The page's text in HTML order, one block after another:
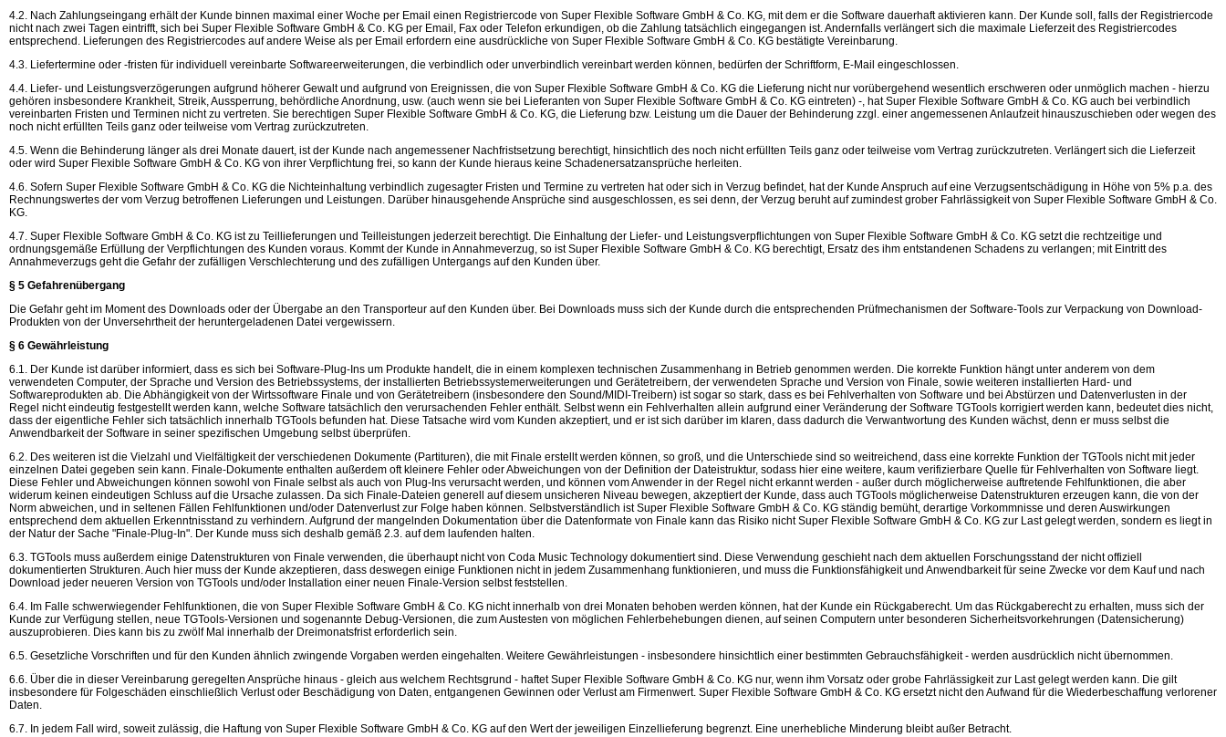
4.2. Nach Zahlungseingang erhält der Kunde binnen maximal einer Woche per Email einen Registriercode von Super Flexible Software GmbH & Co. KG, mit dem er die Software dauerhaft aktivieren kann. Der Kunde soll, falls der Registriercode
nicht nach zwei Tagen eintrifft, sich bei Super Flexible Software GmbH & Co. KG per Email, Fax oder Telefon erkundigen, ob die Zahlung tatsächlich eingegangen ist. Andernfalls verlängert sich die maximale Lieferzeit des Registriercodes
entsprechend. Lieferungen des Registriercodes auf andere Weise als per Email erfordern eine ausdrückliche von Super Flexible Software GmbH & Co. KG bestätigte Vereinbarung.
4.3. Liefertermine oder -fristen für individuell vereinbarte Softwareerweiterungen, die verbindlich oder unverbindlich vereinbart werden können, bedürfen der Schriftform, E-Mail eingeschlossen.
4.4. Liefer- und Leistungsverzögerungen aufgrund höherer Gewalt und aufgrund von Ereignissen, die von Super Flexible Software GmbH & Co. KG die Lieferung nicht nur vorübergehend wesentlich erschweren oder unmöglich machen - hierzu
gehören insbesondere Krankheit, Streik, Aussperrung, behördliche Anordnung, usw. (auch wenn sie bei Lieferanten von Super Flexible Software GmbH & Co. KG eintreten) -, hat Super Flexible Software GmbH & Co. KG auch bei verbindlich
vereinbarten Fristen und Terminen nicht zu vertreten. Sie berechtigen Super Flexible Software GmbH & Co. KG, die Lieferung bzw. Leistung um die Dauer der Behinderung zzgl. einer angemessenen Anlaufzeit hinauszuschieben oder wegen des
noch nicht erfüllten Teils ganz oder teilweise vom Vertrag zurückzutreten.
4.5. Wenn die Behinderung länger als drei Monate dauert, ist der Kunde nach angemessener Nachfristsetzung berechtigt, hinsichtlich des noch nicht erfüllten Teils ganz oder teilweise vom Vertrag zurückzutreten. Verlängert sich die Lieferzeit
oder wird Super Flexible Software GmbH & Co. KG von ihrer Verpflichtung frei, so kann der Kunde hieraus keine Schadenersatzansprüche herleiten.
4.6. Sofern Super Flexible Software GmbH & Co. KG die Nichteinhaltung verbindlich zugesagter Fristen und Termine zu vertreten hat oder sich in Verzug befindet, hat der Kunde Anspruch auf eine Verzugsentschädigung in Höhe von 5% p.a. des
Rechnungswertes der vom Verzug betroffenen Lieferungen und Leistungen. Darüber hinausgehende Ansprüche sind ausgeschlossen, es sei denn, der Verzug beruht auf zumindest grober Fahrlässigkeit von Super Flexible Software GmbH & Co.
KG.
4.7. Super Flexible Software GmbH & Co. KG ist zu Teillieferungen und Teilleistungen jederzeit berechtigt. Die Einhaltung der Liefer- und Leistungsverpflichtungen von Super Flexible Software GmbH & Co. KG setzt die rechtzeitige und
ordnungsgemäße Erfüllung der Verpflichtungen des Kunden voraus. Kommt der Kunde in Annahmeverzug, so ist Super Flexible Software GmbH & Co. KG berechtigt, Ersatz des ihm entstandenen Schadens zu verlangen; mit Eintritt des
Annahmeverzugs geht die Gefahr der zufälligen Verschlechterung und des zufälligen Untergangs auf den Kunden über.
§ 5 Gefahrenübergang
Die Gefahr geht im Moment des Downloads oder der Übergabe an den Transporteur auf den Kunden über. Bei Downloads muss sich der Kunde durch die entsprechenden Prüfmechanismen der Software-Tools zur Verpackung von Download-
Produkten von der Unversehrtheit der heruntergeladenen Datei vergewissern.
§ 6 Gewährleistung
6.1. Der Kunde ist darüber informiert, dass es sich bei Software-Plug-Ins um Produkte handelt, die in einem komplexen technischen Zusammenhang in Betrieb genommen werden. Die korrekte Funktion hängt unter anderem von dem
verwendeten Computer, der Sprache und Version des Betriebssystems, der installierten Betriebssystemerweiterungen und Gerätetreibern, der verwendeten Sprache und Version von Finale, sowie weiteren installierten Hard- und
Softwareprodukten ab. Die Abhängigkeit von der Wirtssoftware Finale und von Gerätetreibern (insbesondere den Sound/MIDI-Treibern) ist sogar so stark, dass es bei Fehlverhalten von Software und bei Abstürzen und Datenverlusten in der
Regel nicht eindeutig festgestellt werden kann, welche Software tatsächlich den verursachenden Fehler enthält. Selbst wenn ein Fehlverhalten allein aufgrund einer Veränderung der Software TGTools korrigiert werden kann, bedeutet dies nicht,
dass der eigentliche Fehler sich tatsächlich innerhalb TGTools befunden hat. Diese Tatsache wird vom Kunden akzeptiert, und er ist sich darüber im klaren, dass dadurch die Verwantwortung des Kunden wächst, denn er muss selbst die
Anwendbarkeit der Software in seiner spezifischen Umgebung selbst überprüfen.
6.2. Des weiteren ist die Vielzahl und Vielfältigkeit der verschiedenen Dokumente (Partituren), die mit Finale erstellt werden können, so groß, und die Unterschiede sind so weitreichend, dass eine korrekte Funktion der TGTools nicht mit jeder
einzelnen Datei gegeben sein kann. Finale-Dokumente enthalten außerdem oft kleinere Fehler oder Abweichungen von der Definition der Dateistruktur, sodass hier eine weitere, kaum verifizierbare Quelle für Fehlverhalten von Software liegt.
Diese Fehler und Abweichungen können sowohl von Finale selbst als auch von Plug-Ins verursacht werden, und können vom Anwender in der Regel nicht erkannt werden - außer durch möglicherweise auftretende Fehlfunktionen, die aber
widerum keinen eindeutigen Schluss auf die Ursache zulassen. Da sich Finale-Dateien generell auf diesem unsicheren Niveau bewegen, akzeptiert der Kunde, dass auch TGTools möglicherweise Datenstrukturen erzeugen kann, die von der
Norm abweichen, und in seltenen Fällen Fehlfunktionen und/oder Datenverlust zur Folge haben können. Selbstverständlich ist Super Flexible Software GmbH & Co. KG ständig bemüht, derartige Vorkommnisse und deren Auswirkungen
entsprechend dem aktuellen Erkenntnisstand zu verhindern. Aufgrund der mangelnden Dokumentation über die Datenformate von Finale kann das Risiko nicht Super Flexible Software GmbH & Co. KG zur Last gelegt werden, sondern es liegt in
der Natur der Sache "Finale-Plug-In". Der Kunde muss sich deshalb gemäß 2.3. auf dem laufenden halten.
6.3. TGTools muss außerdem einige Datenstrukturen von Finale verwenden, die überhaupt nicht von Coda Music Technology dokumentiert sind. Diese Verwendung geschieht nach dem aktuellen Forschungsstand der nicht offiziell
dokumentierten Strukturen. Auch hier muss der Kunde akzeptieren, dass deswegen einige Funktionen nicht in jedem Zusammenhang funktionieren, und muss die Funktionsfähigkeit und Anwendbarkeit für seine Zwecke vor dem Kauf und nach
Download jeder neueren Version von TGTools und/oder Installation einer neuen Finale-Version selbst feststellen.
6.4. Im Falle schwerwiegender Fehlfunktionen, die von Super Flexible Software GmbH & Co. KG nicht innerhalb von drei Monaten behoben werden können, hat der Kunde ein Rückgaberecht. Um das Rückgaberecht zu erhalten, muss sich der
Kunde zur Verfügung stellen, neue TGTools-Versionen und sogenannte Debug-Versionen, die zum Austesten von möglichen Fehlerbehebungen dienen, auf seinen Computern unter besonderen Sicherheitsvorkehrungen (Datensicherung)
auszuprobieren. Dies kann bis zu zwölf Mal innerhalb der Dreimonatsfrist erforderlich sein.
6.5. Gesetzliche Vorschriften und für den Kunden ähnlich zwingende Vorgaben werden eingehalten. Weitere Gewährleistungen - insbesondere hinsichtlich einer bestimmten Gebrauchsfähigkeit - werden ausdrücklich nicht übernommen.
6.6. Über die in dieser Vereinbarung geregelten Ansprüche hinaus - gleich aus welchem Rechtsgrund - haftet Super Flexible Software GmbH & Co. KG nur, wenn ihm Vorsatz oder grobe Fahrlässigkeit zur Last gelegt werden kann. Die gilt
insbesondere für Folgeschäden einschließlich Verlust oder Beschädigung von Daten, entgangenen Gewinnen oder Verlust am Firmenwert. Super Flexible Software GmbH & Co. KG ersetzt nicht den Aufwand für die Wiederbeschaffung verlorener
Daten.
6.7. In jedem Fall wird, soweit zulässig, die Haftung von Super Flexible Software GmbH & Co. KG auf den Wert der jeweiligen Einzellieferung begrenzt. Eine unerhebliche Minderung bleibt außer Betracht.